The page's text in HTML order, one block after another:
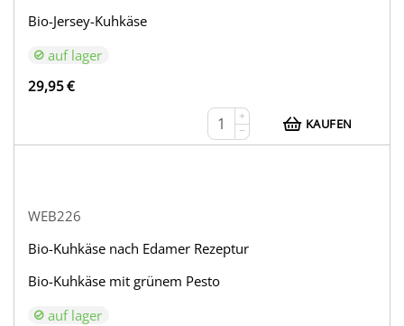
Bio-Jersey-Kuhkäse
auf lager
29,95€
+
−
KAUFEN
WEB226
Bio-Kuhkäse nach Edamer Rezeptur
Bio-Kuhkäse mit grünem Pesto
auf lager